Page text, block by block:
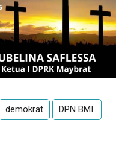
demokrat DPN BMI.